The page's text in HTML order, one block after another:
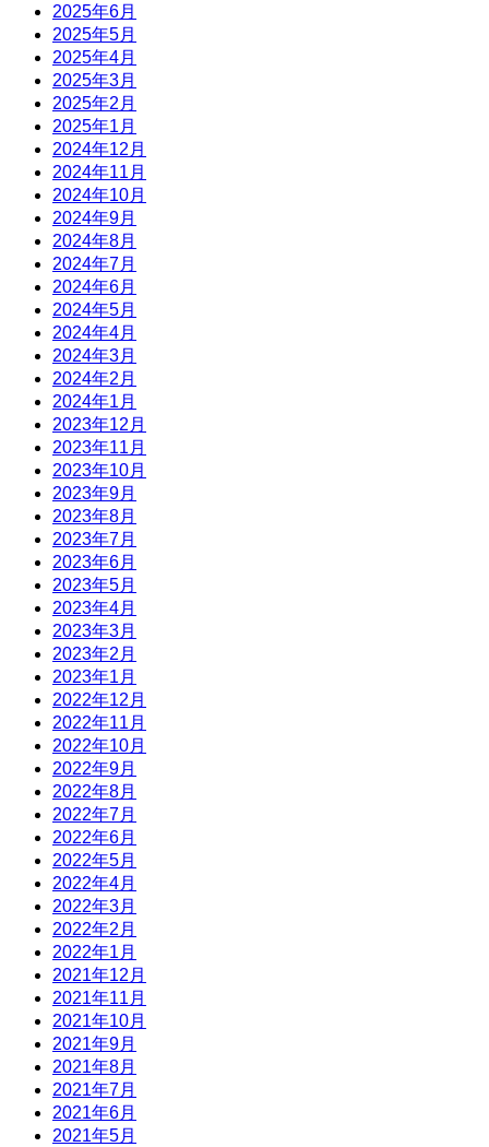
2025年6月
2025年5月
2025年4月
2025年3月
2025年2月
2025年1月
2024年12月
2024年11月
2024年10月
2024年9月
2024年8月
2024年7月
2024年6月
2024年5月
2024年4月
2024年3月
2024年2月
2024年1月
2023年12月
2023年11月
2023年10月
2023年9月
2023年8月
2023年7月
2023年6月
2023年5月
2023年4月
2023年3月
2023年2月
2023年1月
2022年12月
2022年11月
2022年10月
2022年9月
2022年8月
2022年7月
2022年6月
2022年5月
2022年4月
2022年3月
2022年2月
2022年1月
2021年12月
2021年11月
2021年10月
2021年9月
2021年8月
2021年7月
2021年6月
2021年5月